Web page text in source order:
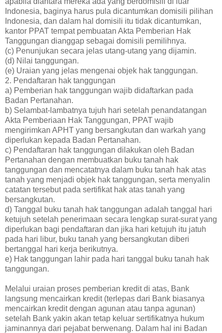
Indonesia, baginya harus pula dicantumkan domisili pilihan
Indonesia, dan dalam hal domisili itu tidak dicantumkan,
kantor PPAT tempat pembuatan Akta Pemberian Hak
Tanggungan dianggap sebagai domisili pemilihnya.
(c) Penunjukan secara jelas utang-utang yang dijamin.
(d) Nilai tanggungan.
(e) Uraian yang jelas mengenai objek hak tanggungan.
2. Pendaftaran hak tanggungan
a) Pemberian hak tanggungan wajib didaftarkan pada
Badan Pertanahan.
b) Selambat-lambatnya tujuh hari setelah penandatangan
Akta Pemberiaan Hak Tanggungan, PPAT wajib
mengirimkan APHT yang bersangkutan dan warkah yang
diperlukan kepada Badan Pertanahan.
c) Pendaftaran hak tanggungan dilakukan oleh Badan
Pertanahan dengan membuatkan buku tanah hak
tanggungan dan mencatatnya dalam buku tanah hak atas
tanah yang menjadi objek hak tanggungan, serta menyalin
catatan tersebut pada sertifikat hak atas tanah yang
bersangkutan.
d) Tanggal buku tanah hak tanggungan adalah tanggal hari
ketujuh setelah penerimaan secara lengkap surat-surat yang
diperlukan bagi pendaftaran dan jika hari ketujuh itu jatuh
pada hari libur, buku tanah yang bersangkutan diberi
bertanggal hari kerja berikutnya.
e) Hak tanggungan lahir pada hari tanggal buku tanah hak
tanggungan.
Melalui uraian proses pemberian kredit di atas, Bank
langsung mencairkan kredit (terlepas dari Bank biasanya
mencairkan kredit dengan agunan atau tanpa agunan)
setelah Bank yakin akan tetap keluar sertifikatnya hukum
jaminannya dari pejabat berwenang. Dalam hal ini Badan